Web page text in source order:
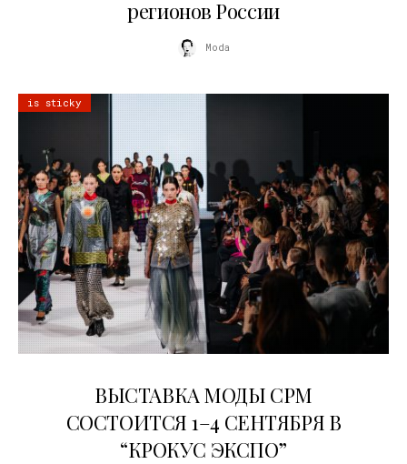
регионов России
Moda
is sticky
ВЫСТАВКА МОДЫ CPM
СОСТОИТСЯ 1–4 СЕНТЯБРЯ В
“КРОКУС ЭКСПО”